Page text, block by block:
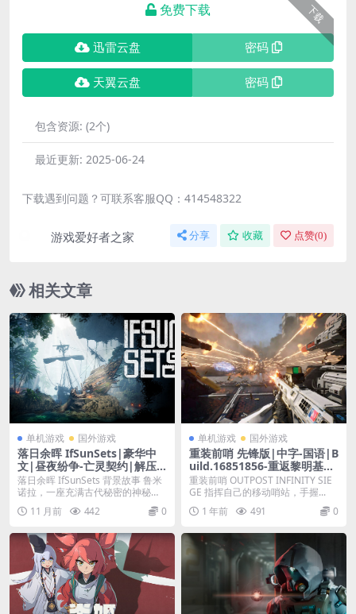
下载
免费下载
迅雷云盘 密码
天翼云盘 密码
包含资源: (2个)
最近更新: 2025-06-24
下载遇到问题？可联系客服QQ：414548322
游戏爱好者之家 分享 收藏 点赞(0)
相关文章
单机游戏 国外游戏
落日余晖 IfSunSets|豪华中
文|昼夜纷争-亡灵契约|解压
即撸|
落日余晖 IfSunSets 背景故事 鲁米
诺拉，一座充满古代秘密的神秘岛
屿。 ...
11 月前 442 0
单机游戏 国外游戏
重装前哨 先锋版|中字-国语|B
uild.16851856-重返黎明基地-
光辉爆破+全DLC|解压即撸|
重装前哨 OUTPOST INFINITY SIE
GE 指挥自己的移动哨站，手握...
1 年前
491 0